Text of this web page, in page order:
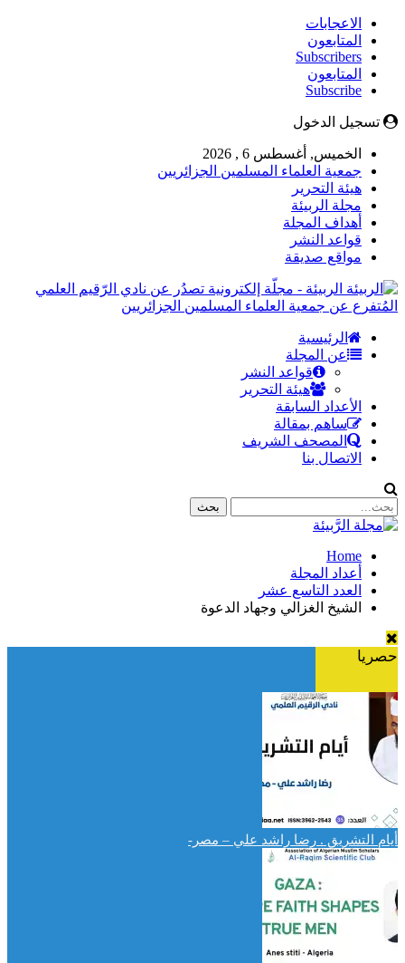
الاعجابات
المتابعون
Subscribers
المتابعون
Subscribe
تسجيل الدخول
الخميس, أغسطس 6 , 2026
جمعية العلماء المسلمين الجزائريين
هيئة التحرير
مجلة الربيئة
أهداف المجلة
قواعد النشر
مواقع صديقة
الربيئة - مجلّة إلكترونية تصدُر عن نادي الرّقيم العلمي
المُتفرع عن جمعية العلماء المسلمين الجزائريين
الرئيسية
عن المجلة
قواعد النشر
هيئة التحرير
الأعداد السابقة
ساهم بمقالة
المصحف الشريف
الاتصال بنا
Home
أعداد المجلة
العدد التاسع عشر
الشيخ الغزالي وجهاد الدعوة
حصريا
أيام التشريق . رضا راشد علي – مصر-